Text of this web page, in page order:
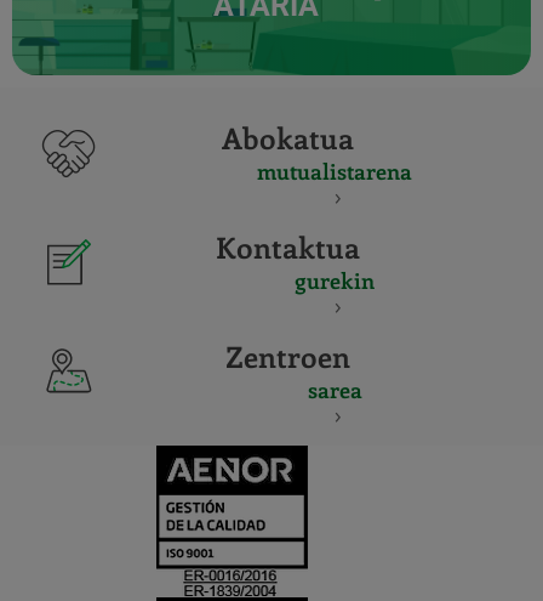
Abokatua
mutualistarena
Kontaktua
gurekin
Zentroen
sarea